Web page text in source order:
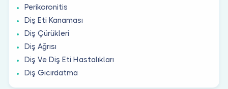
Perikoronitis
Diş Eti Kanaması
Diş Çürükleri
Diş Ağrısı
Diş Ve Diş Eti Hastalıkları
Diş Gıcırdatma